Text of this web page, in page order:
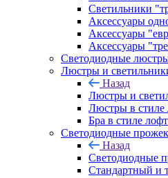
Светильники
Аксессуары
Аксессуары
Аксессуары
Светодиодные
Люстры и
Назад
Люстры и
Люстры в стиле
Бра в стиле лофт
Светодиодные
Назад
Светодиодные
Стандартный и